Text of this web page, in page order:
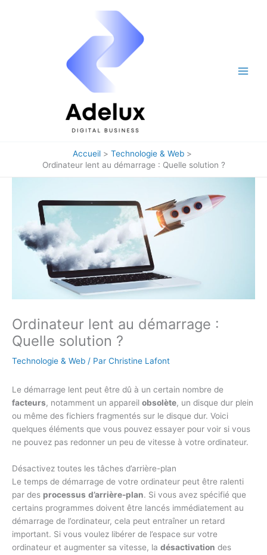
Accueil
Technologie & Web
Ordinateur lent au démarrage : Quelle solution ?
Ordinateur lent au démarrage :
Quelle solution ?
Technologie & Web / Par Christine Lafont
Le démarrage lent peut être dû à un certain nombre de
facteurs, notamment un appareil obsolète, un disque dur plein
ou même des fichiers fragmentés sur le disque dur. Voici
quelques éléments que vous pouvez essayer pour voir si vous
ne pouvez pas redonner un peu de vitesse à votre ordinateur.
Désactivez toutes les tâches d’arrière-plan
Le temps de démarrage de votre ordinateur peut être ralenti
par des processus d’arrière-plan. Si vous avez spécifié que
certains programmes doivent être lancés immédiatement au
démarrage de l’ordinateur, cela peut entraîner un retard
important. Si vous voulez libérer de l’espace sur votre
ordinateur et augmenter sa vitesse, la désactivation des